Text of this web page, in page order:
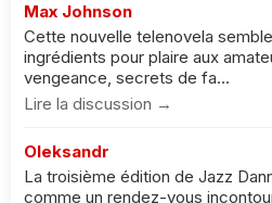
Max Johnson
Cette nouvelle telenovela
ingrédients pour plaire aux
vengeance, secrets de fa...
Lire la discussion →
Oleksandr
La troisième édition de Jazz
comme un rendez-vous